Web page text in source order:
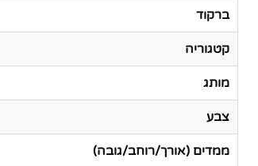
ברקוד
קטגוריה
מותג
צבע
ממדים (אורך/רוחב/גובה)